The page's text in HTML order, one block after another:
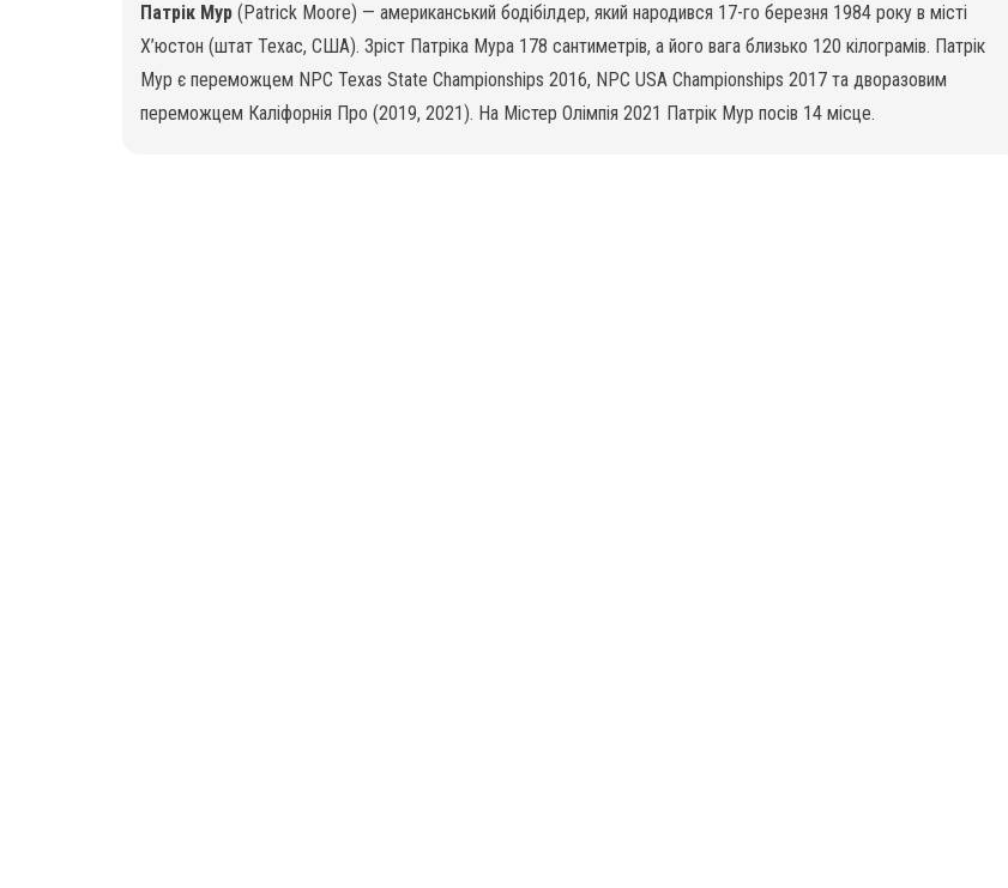
Патрік Мур (Patrick Moore) — американський бодібілдер, який народився 17-го березня 1984 року в місті
Х’юстон (штат Техас, США). Зріст Патріка Мура 178 сантиметрів, а його вага близько 120 кілограмів. Патрік
Мур є переможцем NPC Texas State Championships 2016, NPC USA Championships 2017 та дворазовим
переможцем Каліфорнія Про (2019, 2021). На Містер Олімпія 2021 Патрік Мур посів 14 місце.